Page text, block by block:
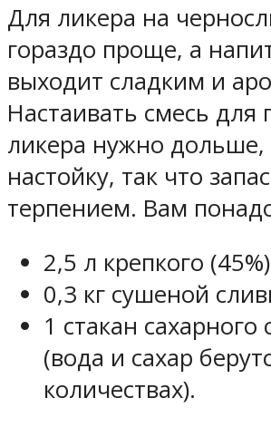
Для ликера на
гораздо проще, а
выходит сладким и
Настаивать смесь для
ликера нужно
настойку, так что
терпением. Вам
2,5 л крепкого
0,3 кг сушеной
1 стакан сахарного
(вода и сахар
количествах).